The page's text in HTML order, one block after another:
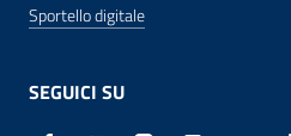
Sportello digitale
SEGUICI SU